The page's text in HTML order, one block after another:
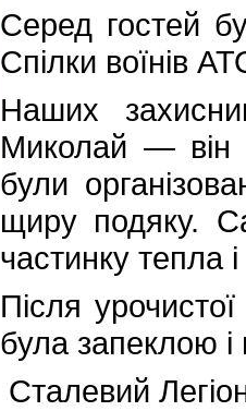
Серед гостей
Спілки воїнів
Наших
Миколай — він
були
щиру подяку.
частинку тепла
Після
була запеклою і
Сталевий